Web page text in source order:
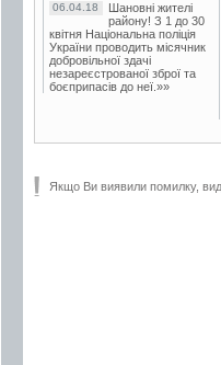
06.04.18
Шановні жителі
району! З 1 до 30
квітня Національна поліція
України проводить місячник
добровільної здачі
незареєстрованої зброї та
боєприпасів до неї.»»
Якщо Ви виявили помилку,